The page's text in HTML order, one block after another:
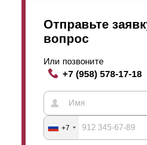
Отправьте
вопрос
Или позвоните
+7 (958) 578-17-18
+7